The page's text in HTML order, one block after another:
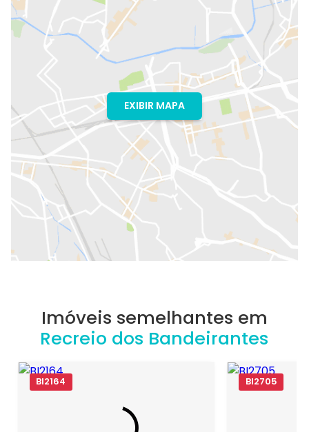
EXIBIR MAPA
Imóveis semelhantes em
Recreio dos Bandeirantes
BI2164 BI2705